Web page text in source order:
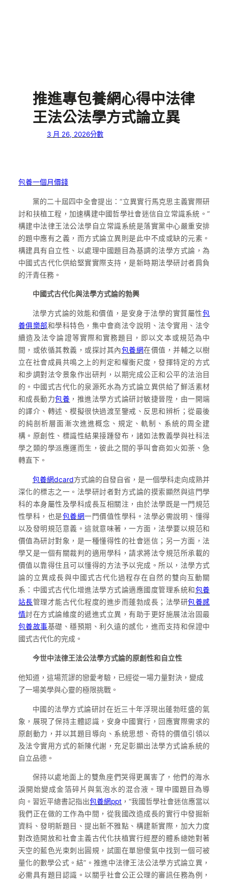
推進專包養網心得中法律
王法公法學方式論立異
3 月 26, 2026分數
包養一個月價錢
黨的二十屆四中全會提出：“立異實行馬克思主義實際研
討和扶植工程，加速構建中國哲學社會迷信自立常識系統。”
構建中法律王法公法學自立常識系統是落實黨中心嚴重安排
的題中應有之義，而方式論立異則是此中不成或缺的元素。
構建具有自立性、以處理中國題目為基調的法學方式論，為
中國式古代化供給堅實實際支持，是新時期法學研討者肩負
的汗青任務。
中國式古代化與法學方式論的勃興
法學方式論的效能和價值，是安身于法學的實質屬性包
養俱樂部和學科特色，集中會商法令說明、法令實用、法令
續造及法令論證等實際和實務題目，即以文本或規范為中
間，或依循其教義，或探討其內包養網在價值，并輔之以樹
立在社會成員共鳴之上的判定和權衡尺度，發揮特定的方式
和步調對法令景象作出研判，以期完成公正和公平的法治目
的。中國式古代化的泉源死水為方式論立異供給了鮮活素材
和成長動力包養 ，推進法學方式論研討敏捷晉陞，由一開端
的譯介、轉述、模擬很快過渡至鑒戒、反思和辨析；從最後
的純剖析層面漸次進進概念、規定、軌制、系統的周全建
構。原創性、標識性結果接踵發布，諸如法教義學與社科法
學之類的學派應運而生，彼此之間的爭叫會商如火如荼、急
轉直下。
包養網dcard方式論的自發自省，是一個學科走向成熟并
深化的標志之一。法學研討者對方式論的摸索顯然與這門學
科的本身屬性及學科成長互相關注，由於法學既是一門規范
性學科，也是包養網一門價值性學科。法學必需說明、懂得
以及發明規范意義。這就意味著，一方面，法學要以規范和
價值為研討對象，是一種懂得性的社會迷信；另一方面，法
學又是一個有關裁判的適用學科，請求將法令規范所承載的
價值以靠得住且可以懂得的方法予以完成。所以，法學方式
論的立異成長與中國式古代化過程存在自然的雙向互動關
系：中國式古代化增進法學方式論適應國度管理系統和包養
站長管理才能古代化程度的進步而蓬勃成長；法學研包養感
情討在方式論維度的遞進式立異，有助于更好施展法治固最
包養故事基礎、穩預期、利久遠的感化，進而支持和保證中
國式古代化的完成。
今世中法律王法公法學方式論的原創性和自立性
他知道，這場荒謬的戀愛考驗，已經從一場力量對決，變成
了一場美學與心靈的極限挑戰。
中國的法學方式論研討在近三十年浮現出蓬勃旺盛的氣
象，展現了保持主體認識，安身中國實行，回應實際需求的
原創動力，并以其題目導向、系統思想、奇特的價值引領以
及法令實用方式的新陳代謝，充足彰顯出法學方式論系統的
自立品德。
保持以處地面上的雙魚座們哭得更厲害了，他們的海水
淚開始變成金箔碎片與氣泡水的混合液。理中國題目為導
向。習近平總書記指出包養網ppt ，“我國哲學社會迷信應當以
我們正在做的工作為中間，從我國改造成長的實行中發掘新
資料、發明新題目、提出新不雅點、構建新實際，加大力度
對改造開放和社會主義古代化扶植實行經歷的體系總她對著
天空的藍色光束刺出圓規，試圖在單戀傻氣中找到一個可被
量化的數學公式。結”。推進中法律王法公法學方式論立異，
必需具有題目認識。以關乎社會公正公理的審訊任務為例，